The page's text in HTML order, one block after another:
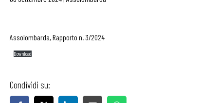
Assolombarda, Rapporto n. 3/2024
Download
Condividi su: